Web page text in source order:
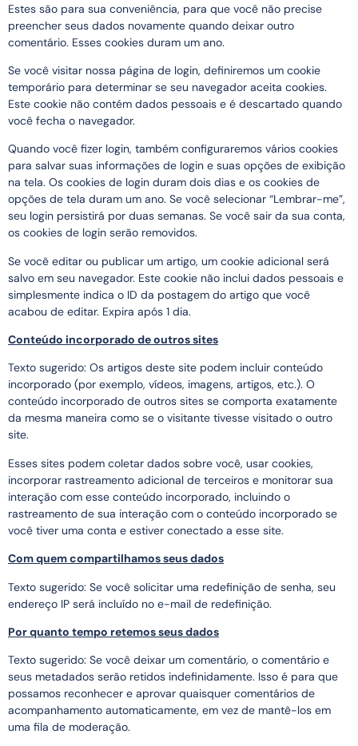
Estes são para sua conveniência, para que você não precise
preencher seus dados novamente quando deixar outro
comentário. Esses cookies duram um ano.
Se você visitar nossa página de login, definiremos um cookie
temporário para determinar se seu navegador aceita cookies.
Este cookie não contém dados pessoais e é descartado quando
você fecha o navegador.
Quando você fizer login, também configuraremos vários cookies
para salvar suas informações de login e suas opções de exibição
na tela. Os cookies de login duram dois dias e os cookies de
opções de tela duram um ano. Se você selecionar “Lembrar-me”,
seu login persistirá por duas semanas. Se você sair da sua conta,
os cookies de login serão removidos.
Se você editar ou publicar um artigo, um cookie adicional será
salvo em seu navegador. Este cookie não inclui dados pessoais e
simplesmente indica o ID da postagem do artigo que você
acabou de editar. Expira após 1 dia.
Conteúdo incorporado de outros sites
Texto sugerido: Os artigos deste site podem incluir conteúdo
incorporado (por exemplo, vídeos, imagens, artigos, etc.). O
conteúdo incorporado de outros sites se comporta exatamente
da mesma maneira como se o visitante tivesse visitado o outro
site.
Esses sites podem coletar dados sobre você, usar cookies,
incorporar rastreamento adicional de terceiros e monitorar sua
interação com esse conteúdo incorporado, incluindo o
rastreamento de sua interação com o conteúdo incorporado se
você tiver uma conta e estiver conectado a esse site.
Com quem compartilhamos seus dados
Texto sugerido: Se você solicitar uma redefinição de senha, seu
endereço IP será incluído no e-mail de redefinição.
Por quanto tempo retemos seus dados
Texto sugerido: Se você deixar um comentário, o comentário e
seus metadados serão retidos indefinidamente. Isso é para que
possamos reconhecer e aprovar quaisquer comentários de
acompanhamento automaticamente, em vez de mantê-los em
uma fila de moderação.